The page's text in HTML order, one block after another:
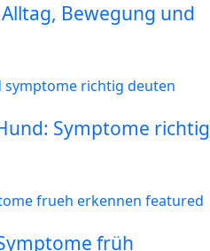
Bewegung und
Symptome richtig
früh